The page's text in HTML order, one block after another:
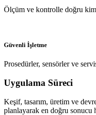
Ölçüm ve kontrolle doğru
Güvenli İşletme
Prosedürler, sensörler ve
Uygulama Süreci
Keşif, tasarım, üretim ve
planlayarak en doğru sonucu